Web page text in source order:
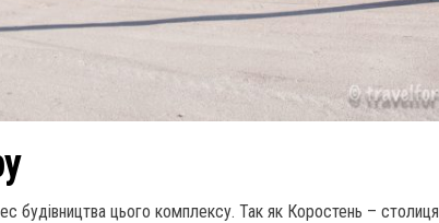
будівництва цього комплексу. Так як Коростень – столиця